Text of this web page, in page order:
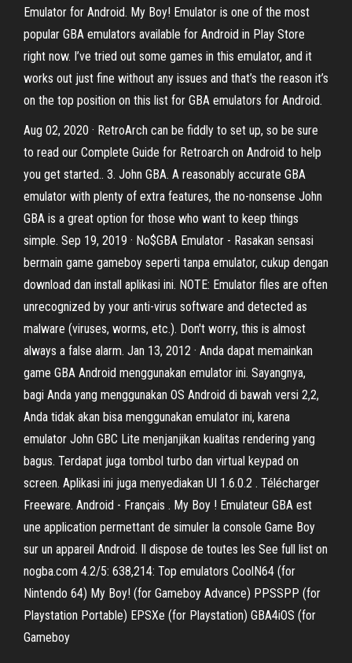
Emulator for Android. My Boy! Emulator is one of the most
popular GBA emulators available for Android in Play Store
right now. I’ve tried out some games in this emulator, and it
works out just fine without any issues and that’s the reason it’s
on the top position on this list for GBA emulators for Android.
Aug 02, 2020 · RetroArch can be fiddly to set up, so be sure
to read our Complete Guide for Retroarch on Android to help
you get started.. 3. John GBA. A reasonably accurate GBA
emulator with plenty of extra features, the no-nonsense John
GBA is a great option for those who want to keep things
simple. Sep 19, 2019 · No$GBA Emulator - Rasakan sensasi
bermain game gameboy seperti tanpa emulator, cukup dengan
download dan install aplikasi ini. NOTE: Emulator files are often
unrecognized by your anti-virus software and detected as
malware (viruses, worms, etc.). Don't worry, this is almost
always a false alarm. Jan 13, 2012 · Anda dapat memainkan
game GBA Android menggunakan emulator ini. Sayangnya,
bagi Anda yang menggunakan OS Android di bawah versi 2,2,
Anda tidak akan bisa menggunakan emulator ini, karena
emulator John GBC Lite menjanjikan kualitas rendering yang
bagus. Terdapat juga tombol turbo dan virtual keypad on
screen. Aplikasi ini juga menyediakan UI 1.6.0.2 . Télécharger
Freeware. Android - Français . My Boy ! Emulateur GBA est
une application permettant de simuler la console Game Boy
sur un appareil Android. Il dispose de toutes les See full list on
nogba.com 4.2/5: 638,214: Top emulators CoolN64 (for
Nintendo 64) My Boy! (for Gameboy Advance) PPSSPP (for
Playstation Portable) EPSXe (for Playstation) GBA4iOS (for
Gameboy